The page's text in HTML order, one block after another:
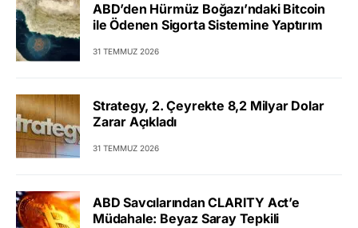
ABD’den Hürmüz Boğazı’ndaki Bitcoin
ile Ödenen Sigorta Sistemine Yaptırım
31 TEMMUZ 2026
Strategy, 2. Çeyrekte 8,2 Milyar Dolar
Zarar Açıkladı
31 TEMMUZ 2026
ABD Savcılarından CLARITY Act’e
Müdahale: Beyaz Saray Tepkili